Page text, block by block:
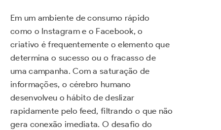
Em um ambiente de consumo rápido
como o Instagram e o Facebook, o
criativo é frequentemente o elemento que
determina o sucesso ou o fracasso de
uma campanha. Com a saturação de
informações, o cérebro humano
desenvolveu o hábito de deslizar
rapidamente pelo feed, filtrando o que não
gera conexão imediata. O desafio do